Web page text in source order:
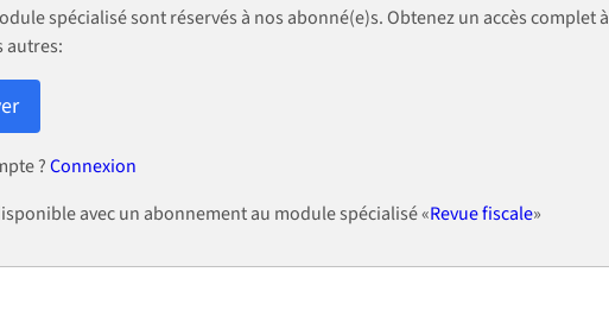
spécialisé sont réservés à nos abonné(e)s. Obtenez un accès complet à
autres:
?Connexion
avec un abonnement au module spécialisé «Revue fiscale»